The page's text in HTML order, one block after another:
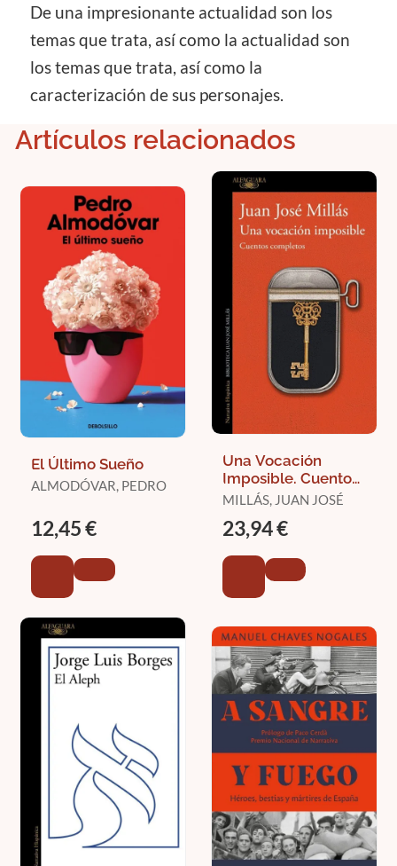
De una impresionante actualidad son los
temas que trata, así como la actualidad son
los temas que trata, así como la
caracterización de sus personajes.
Artículos relacionados
El Último Sueño
ALMODÓVAR, PEDRO
12,45 €
Una Vocación
Imposible. Cuentos
Completos
MILLÁS, JUAN JOSÉ
23,94 €